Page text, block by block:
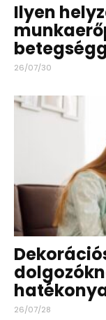
Ilyen
26/07/30
26/07/28